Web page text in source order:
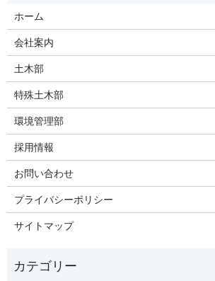
ホーム
会社案内
土木部
特殊土木部
環境管理部
採用情報
お問い合わせ
プライバシーポリシー
サイトマップ